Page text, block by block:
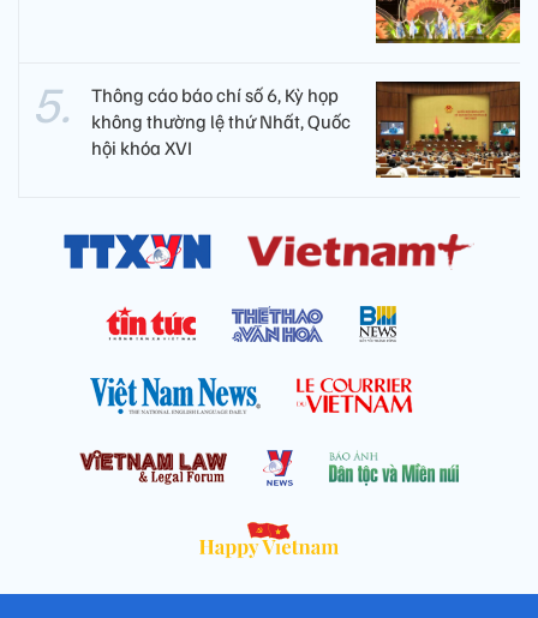
Thông cáo báo chí số 6, Kỳ họp
không thường lệ thứ Nhất, Quốc
hội khóa XVI